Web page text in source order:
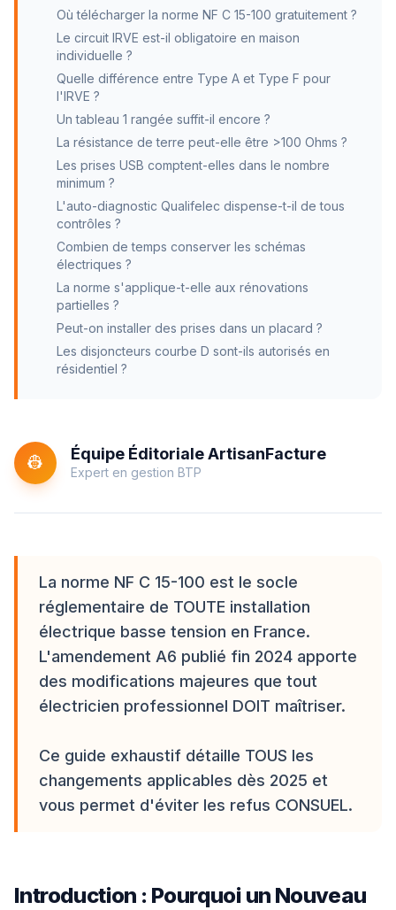
Où télécharger la norme NF C 15-100 gratuitement ?
Le circuit IRVE est-il obligatoire en maison
individuelle ?
Quelle différence entre Type A et Type F pour
l'IRVE ?
Un tableau 1 rangée suffit-il encore ?
La résistance de terre peut-elle être >100 Ohms ?
Les prises USB comptent-elles dans le nombre
minimum ?
L'auto-diagnostic Qualifelec dispense-t-il de tous
contrôles ?
Combien de temps conserver les schémas
électriques ?
La norme s'applique-t-elle aux rénovations
partielles ?
Peut-on installer des prises dans un placard ?
Les disjoncteurs courbe D sont-ils autorisés en
résidentiel ?
👷 Équipe Éditoriale ArtisanFacture
Expert en gestion BTP
La norme NF C 15-100 est le socle
réglementaire de TOUTE installation
électrique basse tension en France.
L'amendement A6 publié fin 2024 apporte
des modifications majeures que tout
électricien professionnel DOIT maîtriser.
Ce guide exhaustif détaille TOUS les
changements applicables dès 2025 et
vous permet d'éviter les refus CONSUEL.
Introduction : Pourquoi un Nouveau